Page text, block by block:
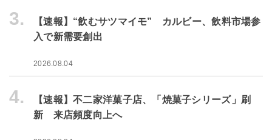
3.
【速報】“飲むサツマイモ” カルビー、飲料市場参
入で新需要創出
2026.08.04
4.
【速報】不二家洋菓子店、「焼菓子シリーズ」刷
新 来店頻度向上へ